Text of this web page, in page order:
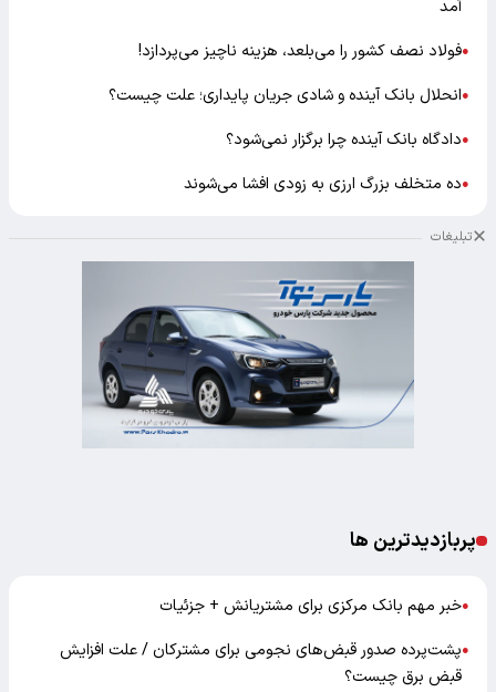
آمد
●فولاد نصف کشور را می‌بلعد، هزینه ناچیز می‌پردازد!
●انحلال بانک آینده و شادی جریان پایداری؛ علت چیست؟
●دادگاه بانک آینده چرا برگزار نمی‌شود؟
●ده متخلف بزرگ ارزی به زودی افشا می‌شوند
تبلیغات
پربازدیدترین ها
●خبر مهم بانک مرکزی برای مشتریانش + جزئیات
●پشت‌پرده صدور قبض‌های نجومی برای مشترکان / علت افزایش
قبض برق چیست؟